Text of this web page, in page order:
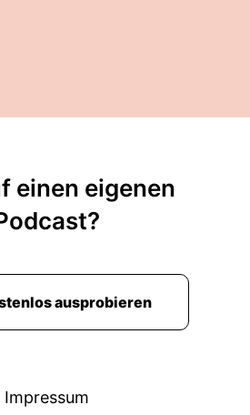
einen eigenen
ausprobieren
Impressum